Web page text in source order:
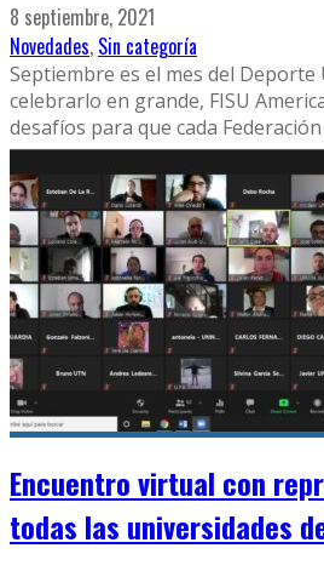
8 septiembre, 2021
Novedades, Sin categoría
Septiembre es el mes del
celebrarlo en grande, FISU
desafíos para que cada
Encuentro virtual con
todas las universidades